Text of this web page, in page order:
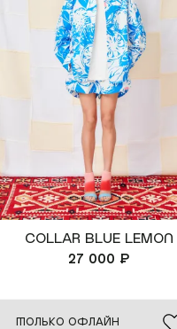
COLLAR BLUE LEMON
27 000 ₽
ТОЛЬКО ОФЛАЙН